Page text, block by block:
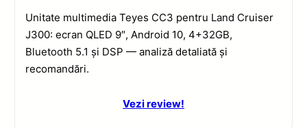
Unitate multimedia Teyes CC3 pentru Land Cruiser
J300: ecran QLED 9″, Android 10, 4+32GB,
Bluetooth 5.1 și DSP — analiză detaliată și
recomandări.
Vezi review!